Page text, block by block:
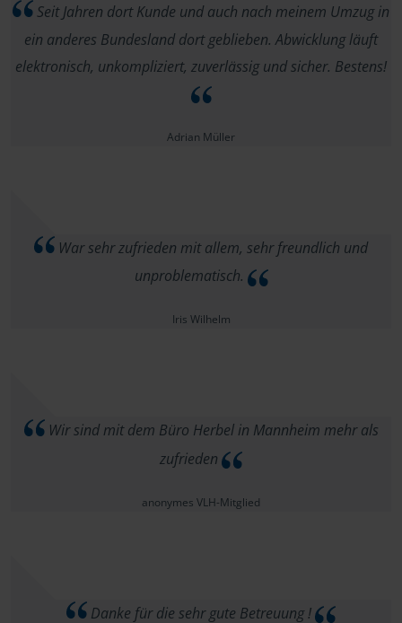
Seit Jahren dort Kunde und auch nach meinem Umzug in
ein anderes Bundesland dort geblieben. Abwicklung läuft
elektronisch, unkompliziert, zuverlässig und sicher. Bestens!
Adrian Müller
War sehr zufrieden mit allem, sehr freundlich und
unproblematisch.
Iris Wilhelm
Wir sind mit dem Büro Herbel in Mannheim mehr als
zufrieden
anonymes VLH-Mitglied
Danke für die sehr gute Betreuung !